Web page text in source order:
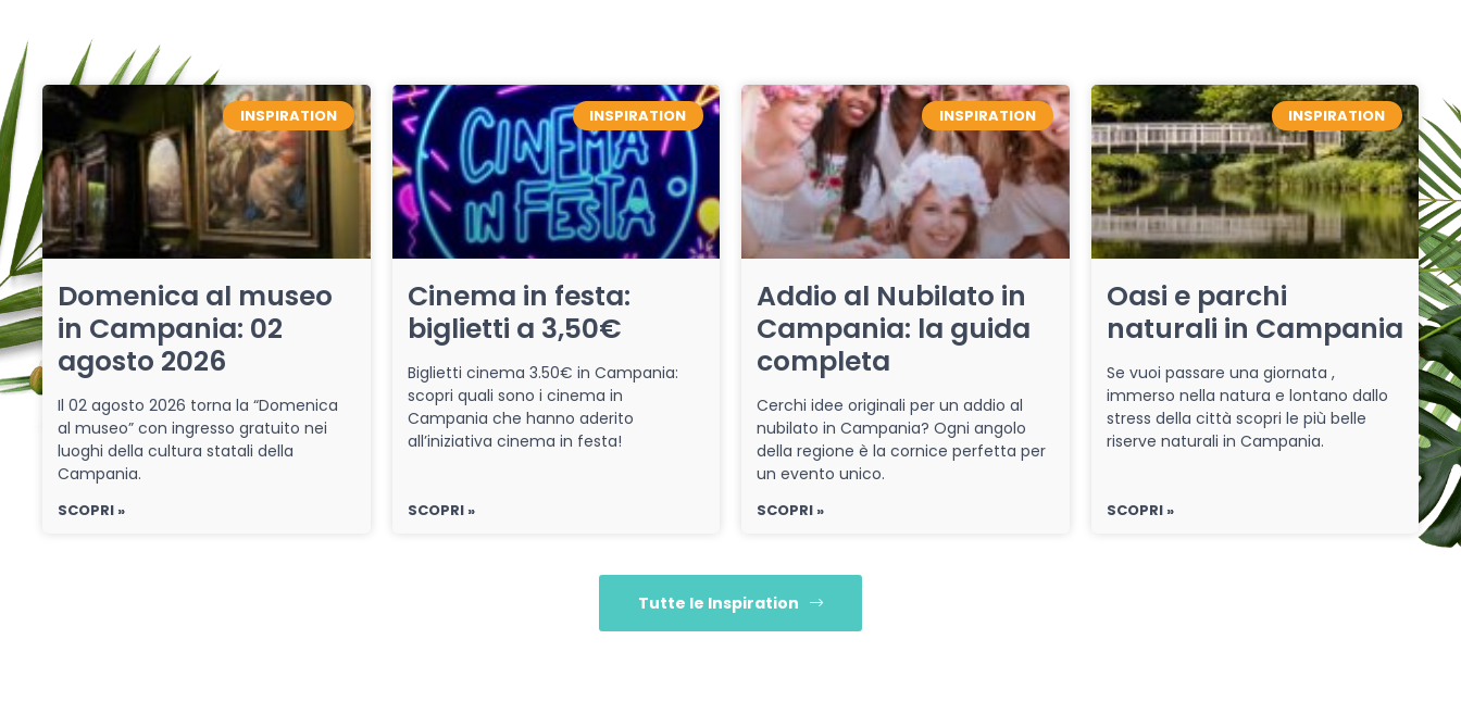
INSPIRATION
Domenica al museo
in Campania: 02
agosto 2026
Il 02 agosto 2026 torna la “Domenica
al museo” con ingresso gratuito nei
luoghi della cultura statali della
Campania.
SCOPRI »
INSPIRATION
Cinema in festa:
biglietti a 3,50€
Biglietti cinema 3.50€ in Campania:
scopri quali sono i cinema in
Campania che hanno aderito
all’iniziativa cinema in festa!
SCOPRI »
INSPIRATION
Addio al Nubilato in
Campania: la guida
completa
Cerchi idee originali per un addio al
nubilato in Campania? Ogni angolo
della regione è la cornice perfetta per
un evento unico.
SCOPRI »
INSPIRATION
Oasi e parchi
naturali in Campania
Se vuoi passare una giornata ,
immerso nella natura e lontano dallo
stress della città scopri le più belle
riserve naturali in Campania.
SCOPRI »
Tutte le Inspiration